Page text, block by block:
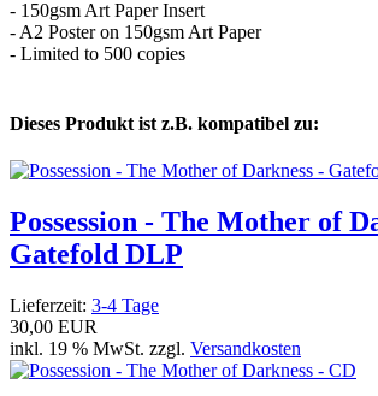
- 150gsm Art Paper Insert
- A2 Poster on 150gsm Art Paper
- Limited to 500 copies
Dieses Produkt ist z.B. kompatibel zu:
Possession - The Mother of
Gatefold DLP
Lieferzeit: 3-4 Tage
30,00 EUR
inkl. 19 % MwSt. zzgl. Versandkosten